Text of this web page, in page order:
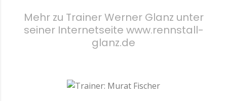
Mehr zu Trainer Werner Glanz unter
seiner Internetseite www.rennstall-
glanz.de